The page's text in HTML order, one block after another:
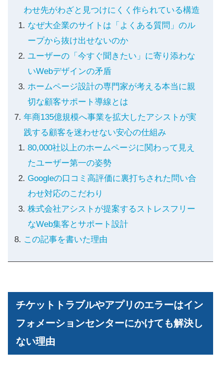
わせ先がわざと見つけにくく作られている構造
なぜ大企業のサイトは「よくある質問」のル
ープから抜け出せないのか
ユーザーの「今すぐ聞きたい」に寄り添わな
いWebデザインの矛盾
ホームページ設計の専門家が考える本当に親
切な顧客サポート導線とは
年商135億規模へ事業を拡大したアシストが実
践する顧客を迷わせない安心の仕組み
80,000社以上のホームページに関わって見え
たユーザー第一の姿勢
Googleの口コミ高評価に裏打ちされた問い合
わせ対応のこだわり
株式会社アシストが提案するストレスフリー
なWeb集客とサポート設計
この記事を書いた理由
チケットトラブルやアプリのエラーはイン
フォメーションセンターにかけても解決し
ない理由